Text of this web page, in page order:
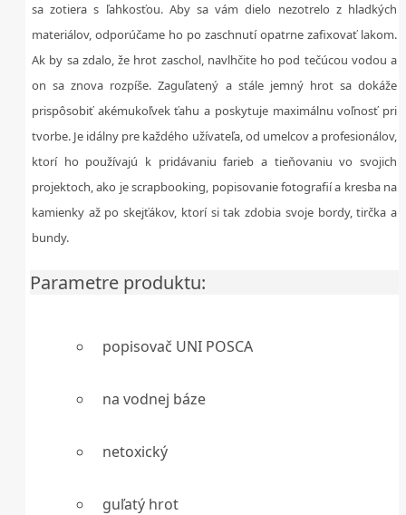
sa zotiera s ľahkosťou. Aby sa vám dielo nezotrelo z hladkých
materiálov, odporúčame ho po zaschnutí opatrne zafixovať lakom.
Ak by sa zdalo, že hrot zaschol, navlhčite ho pod tečúcou vodou a
on sa znova rozpíše. Zaguľatený a stále jemný hrot sa dokáže
prispôsobiť akémukoľvek ťahu a poskytuje maximálnu voľnosť pri
tvorbe. Je idálny pre každého užívateľa, od umelcov a profesionálov,
ktorí ho používajú k pridávaniu farieb a tieňovaniu vo svojich
projektoch, ako je scrapbooking, popisovanie fotografií a kresba na
kamienky až po skejťákov, ktorí si tak zdobia svoje bordy, tirčka a
bundy.
Parametre produktu:
popisovač UNI POSCA
na vodnej báze
netoxický
guľatý hrot